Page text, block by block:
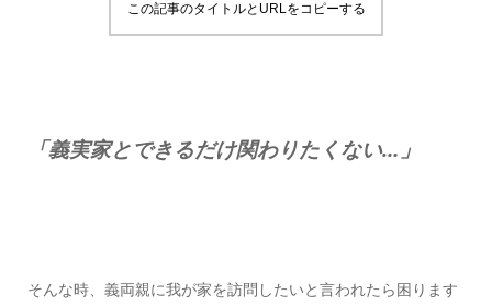
この記事のタイトルとURLをコピーする
「義実家とできるだけ関わりたくない…」
そんな時、義両親に我が家を訪問したいと言われたら困ります